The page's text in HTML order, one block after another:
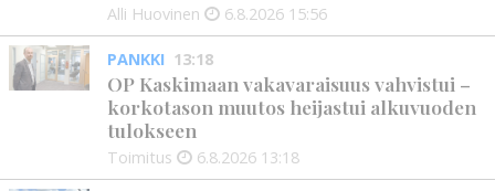
Alli Huovinen 6.8.2026 15:56
PANKKI 13:18
OP Kaskimaan vakavaraisuus vahvistui –
korkotason muutos heijastui alkuvuoden
tulokseen
Toimitus 6.8.2026 13:18